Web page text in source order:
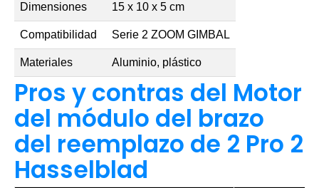
Dimensiones 15 x 10 x 5 cm
Compatibilidad Serie 2 ZOOM GIMBAL
Materiales Aluminio, plástico
Pros y contras del Motor
del módulo del brazo
del reemplazo de 2 Pro 2
Hasselblad